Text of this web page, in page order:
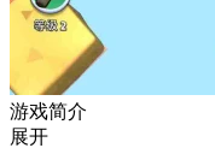
游戏简介
展开